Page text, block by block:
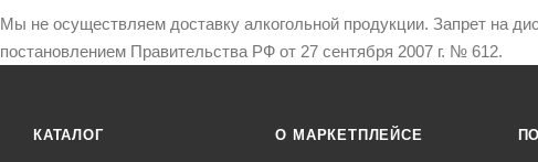
Мы не осуществляем доставку алкогольной продукции. Запрет на
постановлением Правительства РФ от 27 сентября 2007 г. № 612.
КАТАЛОГ О МАРКЕТПЛЕЙСЕ